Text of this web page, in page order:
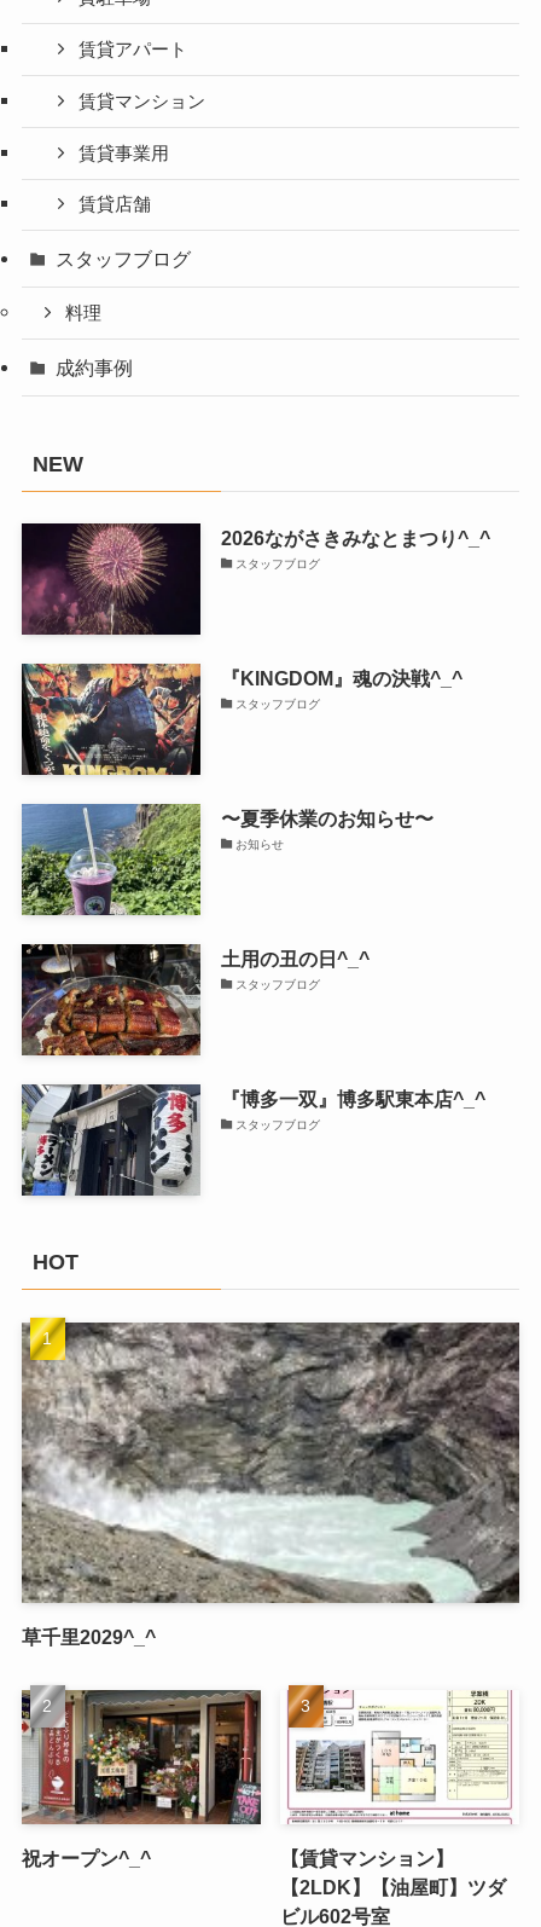
賃貸アパート
賃貸マンション
賃貸事業用
賃貸店舗
スタッフブログ
料理
成約事例
NEW
2026ながさきみなとまつり^_^
スタッフブログ
『KINGDOM』魂の決戦^_^
スタッフブログ
〜夏季休業のお知らせ〜
お知らせ
土用の丑の日^_^
スタッフブログ
『博多一双』博多駅東本店^_^
スタッフブログ
HOT
草千里2029^_^
祝オープン^_^
【賃貸マンション】
【2LDK】【油屋町】ツダ
ビル602号室